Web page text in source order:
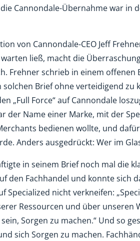
Cannondale-Übernahme war in
von Cannondale-CEO Jeff
warten ließ, macht die
Frehner schrieb in einem offenen
solchen Brief ohne verteidigend zu
„Full Force“ auf Cannondale
der Name einer Marke, mit der
bedienen wollte, und
Anders ausgedrückt: Wer im
in seinem Brief noch mal die
den Fachhandel und konnte sich
Specialized nicht verkneifen:
Ressourcen und über unseren
Sorgen zu machen.“ Und so
sich Sorgen zu machen.